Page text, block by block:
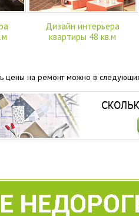
Дизайн интерьера
квартиры 48 кв.м
цены на ремонт можно в